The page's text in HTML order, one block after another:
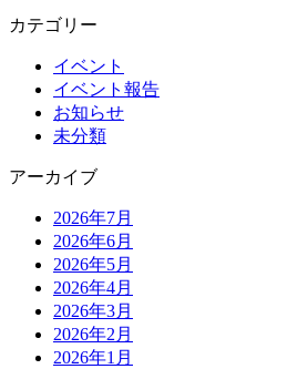
カテゴリー
イベント
イベント報告
お知らせ
未分類
アーカイブ
2026年7月
2026年6月
2026年5月
2026年4月
2026年3月
2026年2月
2026年1月